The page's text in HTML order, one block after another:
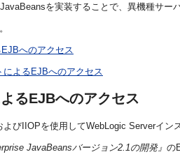
を実装することで、異機種サ
へのアクセス
よるEJBへのアクセス
るEJBへのアクセス
びIIOPを使用してWebLogic Serverイン
JavaBeansバージョン2.1の開発』 の